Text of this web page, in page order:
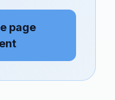
page